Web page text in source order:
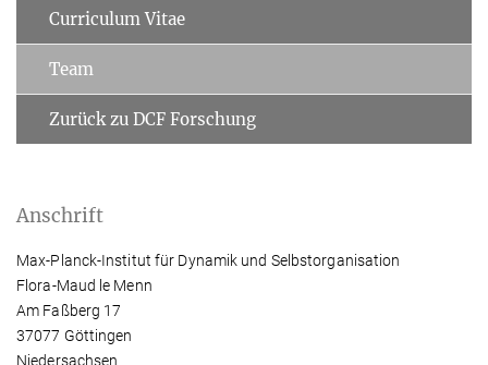
Curriculum Vitae
Team
Zurück zu DCF Forschung
Anschrift
Max-Planck-Institut für Dynamik und Selbstorganisation
Flora-Maud le Menn
Am Faßberg 17
37077 Göttingen
Niedersachsen